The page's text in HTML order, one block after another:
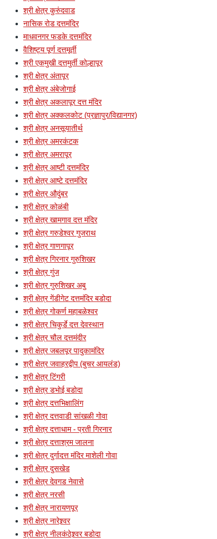
श्री क्षेत्र कुरुंदवाड
नासिक रोड दत्तमंदिर
माधवनगर फडके दत्तमंदिर
वैशिष्ट्य पूर्ण दत्तमूर्ती
श्री एकमुखी दत्तमुर्ती कोल्हापूर
श्री क्षेत्र अंतापूर
श्री क्षेत्र अंबेजोगाई
श्री क्षेत्र अकलापूर दत्त मंदिर
श्री क्षेत्र अक्कलकोट (प्रज्ञापुर/विद्यानगर)
श्री क्षेत्र अनसूयातीर्थ
श्री क्षेत्र अमरकंटक
श्री क्षेत्र अमरापूर
श्री क्षेत्र आष्टी दत्तमंदिर
श्री क्षेत्र आष्टे दत्तमंदिर
श्री क्षेत्र औदुंबर
श्री क्षेत्र कोळंबी
श्री क्षेत्र खामगाव दत्त मंदिर
श्री क्षेत्र गरुडेश्वर गुजराथ
श्री क्षेत्र गाणगापूर
श्री क्षेत्र गिरनार गुरुशिखर
श्री क्षेत्र गुंज
श्री क्षेत्र गुरुशिखर अबु
श्री क्षेत्र गेंडीगेट दत्तमंदिर बडोदा
श्री क्षेत्र गोकर्ण महाबळेश्वर
श्री क्षेत्र चिकुर्डे दत्त देवस्थान
श्री क्षेत्र चौल दत्तमंदीर
श्री क्षेत्र जबलपूर पादुकामंदिर
श्री क्षेत्र जवाहरद्वीप (बुचर आयलंड)
श्री क्षेत्र टिंगरी
श्री क्षेत्र डभोई बडोदा
श्री क्षेत्र दत्तभिक्षालिंग
श्री क्षेत्र दत्तवाडी सांखळी गोवा
श्री क्षेत्र दत्ताधाम - प्रती गिरनार
श्री क्षेत्र दत्ताश्रम जालना
श्री क्षेत्र दुर्गादत्त मंदिर माशेली गोवा
श्री क्षेत्र दुसखेड
श्री क्षेत्र देवगड नेवासे
श्री क्षेत्र नरसी
श्री क्षेत्र नारायणपूर
श्री क्षेत्र नारेश्र्वर
श्री क्षेत्र नीलकंठेश्र्वर बडोदा